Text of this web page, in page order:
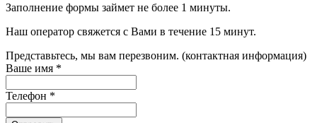
Заполнение формы займет не более 1 минуты.
Наш оператор свяжется с Вами в течение 15 минут.
Представьтесь, мы вам перезвоним. (контактная информация)
Ваше имя *
Телефон *